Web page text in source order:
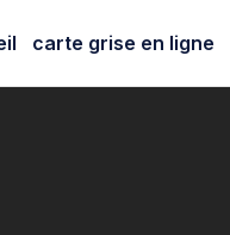
carte grise en ligne